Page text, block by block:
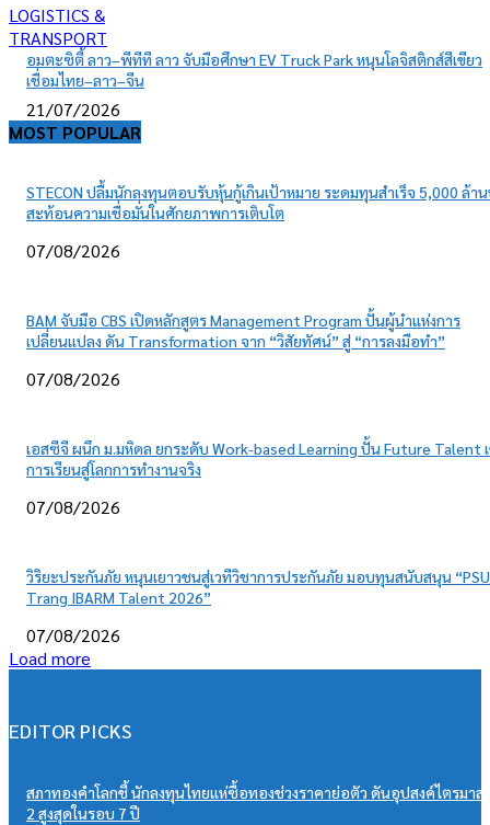
LOGISTICS &
TRANSPORT
อมตะซิตี้ ลาว–พีทีที ลาว จับมือศึกษา EV Truck Park หนุนโลจิสติกส์สีเขียว
เชื่อมไทย–ลาว–จีน
21/07/2026
MOST POPULAR
STECON ปลื้มนักลงทุนตอบรับหุ้นกู้เกินเป้าหมาย ระดมทุนสำเร็จ 5,000 ล้า
สะท้อนความเชื่อมั่นในศักยภาพการเติบโต
07/08/2026
BAM จับมือ CBS เปิดหลักสูตร Management Program ปั้นผู้นำแห่งการ
เปลี่ยนแปลง ดัน Transformation จาก “วิสัยทัศน์” สู่ “การลงมือทำ”
07/08/2026
เอสซีจี ผนึก ม.มหิดล ยกระดับ Work-based Learning ปั้น Future Talent
การเรียนสู่โลกการทำงานจริง
07/08/2026
วิริยะประกันภัย หนุนเยาวชนสู่เวทีวิชาการประกันภัย มอบทุนสนับสนุน “PSU
Trang IBARM Talent 2026”
07/08/2026
Load more
EDITOR PICKS
สภาทองคำโลกชี้ นักลงทุนไทยแห่ซื้อทองช่วงราคาย่อตัว ดันอุปสงค์ไตรมาส
2 สูงสุดในรอบ 7 ปี